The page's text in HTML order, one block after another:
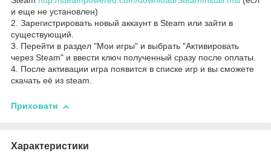
и еще не установлен)
2. Зарегистрировать новый аккаунт в Steam или зайти в
существующий.
3. Перейти в раздел "Мои игры" и выбрать "Активировать
через Steam" и ввести ключ полученный сразу после оплаты.
4. После активации игра появится в списке игр и вы сможете
скачать её из steam.
Приховати
Характеристики